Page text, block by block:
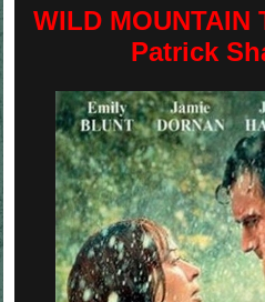
WILD MOUNTAIN
Patrick